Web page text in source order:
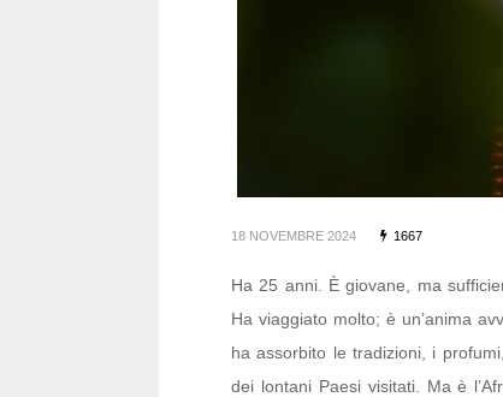
18 NOVEMBRE 2024 1667
Ha 25 anni. È giovane, ma
Ha viaggiato molto; è un’anima
ha assorbito le tradizioni, i
dei lontani Paesi visitati. Ma è